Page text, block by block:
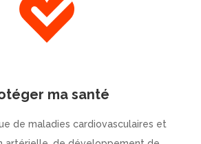
ma santé
de maladies cardiovasculaires et